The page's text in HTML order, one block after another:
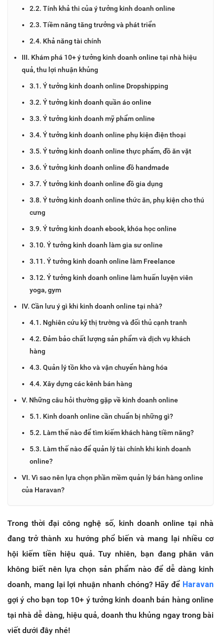
2.2. Tính khả thi của ý tưởng kinh doanh online
2.3. Tiềm năng tăng trưởng và phát triển
2.4. Khả năng tài chính
III. Khám phá 10+ ý tưởng kinh doanh online tại nhà hiệu
quả, thu lợi nhuận khủng
3.1. Ý tưởng kinh doanh online Dropshipping
3.2. Ý tưởng kinh doanh quần áo online
3.3. Ý tưởng kinh doanh mỹ phẩm online
3.4. Ý tưởng kinh doanh online phụ kiện điện thoại
3.5. Ý tưởng kinh doanh online thực phẩm, đồ ăn vặt
3.6. Ý tưởng kinh doanh online đồ handmade
3.7. Ý tưởng kinh doanh online đồ gia dụng
3.8. Ý tưởng kinh doanh online thức ăn, phụ kiện cho thú
cưng
3.9. Ý tưởng kinh doanh ebook, khóa học online
3.10. Ý tưởng kinh doanh làm gia sư online
3.11. Ý tưởng kinh doanh online làm Freelance
3.12. Ý tưởng kinh doanh online làm huấn luyện viên
yoga, gym
IV. Cần lưu ý gì khi kinh doanh online tại nhà?
4.1. Nghiên cứu kỹ thị trường và đối thủ cạnh tranh
4.2. Đảm bảo chất lượng sản phẩm và dịch vụ khách
hàng
4.3. Quản lý tồn kho và vận chuyển hàng hóa
4.4. Xây dựng các kênh bán hàng
V. Những câu hỏi thường gặp về kinh doanh online
5.1. Kinh doanh online cần chuẩn bị những gì?
5.2. Làm thế nào để tìm kiếm khách hàng tiềm năng?
5.3. Làm thế nào để quản lý tài chính khi kinh doanh
online?
VI. Vì sao nên lựa chọn phần mềm quản lý bán hàng online
của Haravan?
Trong thời đại công nghệ số, kinh doanh online tại nhà
đang trở thành xu hướng phổ biến và mang lại nhiều cơ
hội kiếm tiền hiệu quả. Tuy nhiên, bạn đang phân vân
không biết nên lựa chọn sản phẩm nào để dễ dàng kinh
doanh, mang lại lợi nhuận nhanh chóng? Hãy để Haravan
gợi ý cho bạn top 10+ ý tưởng kinh doanh bán hàng online
tại nhà dễ dàng, hiệu quả, doanh thu khủng ngay trong bài
viết dưới đây nhé!